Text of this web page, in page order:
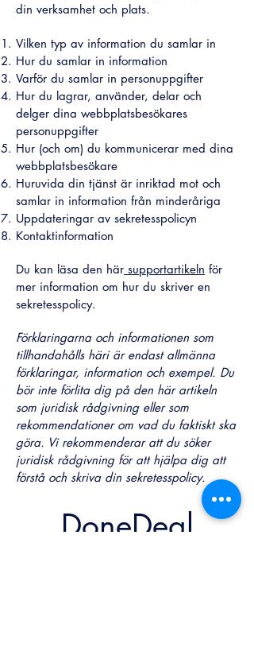
din verksamhet och plats.
Vilken typ av information du samlar in
Hur du samlar in information
Varför du samlar in personuppgifter
Hur du lagrar, använder, delar och
delger dina webbplatsbesökares
personuppgifter
Hur (och om) du kommunicerar med dina
webbplatsbesökare
Huruvida din tjänst är inriktad mot och
samlar in information från minderåriga
Uppdateringar av sekretesspolicyn
Kontaktinformation
Du kan läsa den här supportartikeln för
mer information om hur du skriver en
sekretesspolicy.
Förklaringarna och informationen som
tillhandahålls häri är endast allmänna
förklaringar, information och exempel. Du
bör inte förlita dig på den här artikeln
som juridisk rådgivning eller som
rekommendationer om vad du faktiskt ska
göra. Vi rekommenderar att du söker
juridisk rådgivning för att hjälpa dig att
förstå och skriva din sekretesspolicy.
DoneDeal